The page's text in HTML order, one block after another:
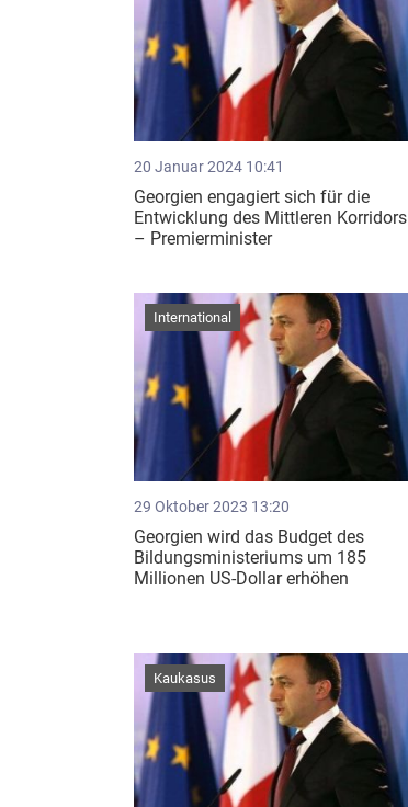
20 Januar 2024 10:41
Georgien engagiert sich für die
Entwicklung des Mittleren Korridors
– Premierminister
29 Oktober 2023 13:20
Georgien wird das Budget des
Bildungsministeriums um 185
Millionen US-Dollar erhöhen
International
Kaukasus